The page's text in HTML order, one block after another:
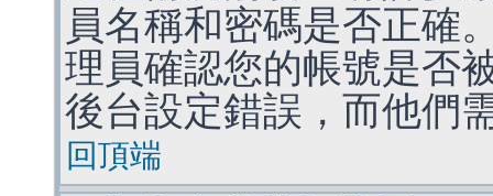
員名稱和密碼是否正確
理員確認您的帳號是否
後台設定錯誤，而他們
回頂端